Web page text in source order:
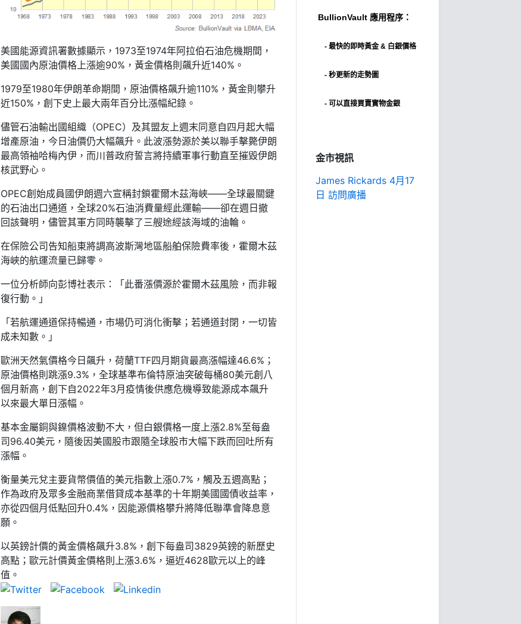
美國能源資訊署數據顯示，1973至1974年阿拉伯石油危機期間，
美國國內原油價格上漲逾90%，黃金價格則飆升近140%。
1979至1980年伊朗革命期間，原油價格飆升逾110%，黃金則攀升
近150%，創下史上最大兩年百分比漲幅紀錄。
儘管石油輸出國組織（OPEC）及其盟友上週末同意自四月起大幅
增產原油，今日油價仍大幅飆升。此波漲勢源於美以聯手擊斃伊朗
最高領袖哈梅內伊，而川普政府誓言將持續軍事行動直至摧毀伊朗
核武野心。
OPEC創始成員國伊朗週六宣稱封鎖霍爾木茲海峽——全球最關鍵
的石油出口通道，全球20%石油消費量經此運輸——卻在週日撤
回該聲明，儘管其軍方同時襲擊了三艘途經該海域的油輪。
在保險公司告知船東將調高波斯灣地區船舶保險費率後，霍爾木茲
海峽的航運流量已歸零。
一位分析師向彭博社表示：「此番漲價源於霍爾木茲風險，而非報
復行動。」
「若航運通道保持暢通，市場仍可消化衝擊；若通道封閉，一切皆
成未知數。」
歐洲天然氣價格今日飆升，荷蘭TTF四月期貨最高漲幅達46.6%；
原油價格則跳漲9.3%，全球基準布倫特原油突破每桶80美元創八
個月新高，創下自2022年3月疫情後供應危機導致能源成本飆升
以來最大單日漲幅。
基本金屬銅與鎳價格波動不大，但白銀價格一度上漲2.8%至每盎
司96.40美元，隨後因美國股市跟隨全球股市大幅下跌而回吐所有
漲幅。
衡量美元兌主要貨幣價值的美元指數上漲0.7%，觸及五週高點；
作為政府及眾多金融商業借貸成本基準的十年期美國國債收益率，
亦從四個月低點回升0.4%，因能源價格攀升將降低聯準會降息意
願。
以英鎊計價的黃金價格飆升3.8%，創下每盎司3829英鎊的新歷史
高點；歐元計價黃金價格則上漲3.6%，逼近4628歐元以上的峰
值。
BullionVault 應用程序：
- 最快的即時黃金 & 白銀價格
- 秒更新的走勢圖
- 可以直接買賣實物金銀
金市視訊
James Rickards 4月17
日 訪問廣播